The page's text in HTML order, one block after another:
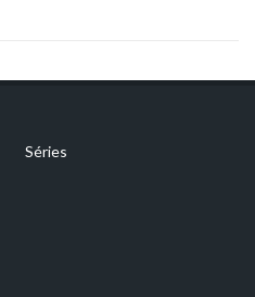
Séries